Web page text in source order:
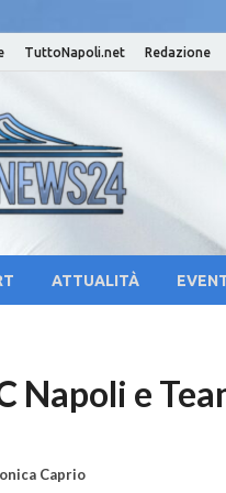
TuttoNapoli.net Redazione
Notizie
ATTUALITÀ
Napoli e
Caprio